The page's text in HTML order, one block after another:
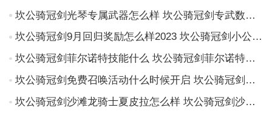
坎公骑冠剑光琴专属武器怎么样 坎公骑冠剑专武数据介绍
坎公骑冠剑9月回归奖励怎么样2023 坎公骑冠剑小公主特别召唤活动介绍
坎公骑冠剑菲尔诺特技能什么 坎公骑冠剑菲尔诺特角色介绍
坎公骑冠剑免费召唤活动什么时候开启 坎公骑冠剑免费召唤活动时间介绍
坎公骑冠剑沙滩龙骑士夏皮拉怎么样 坎公骑冠剑沙滩龙骑士夏皮拉技能一览